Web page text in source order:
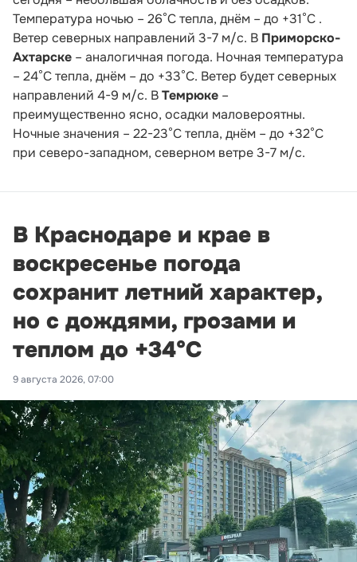
Температура ночью – 26°С тепла, днём – до +31°С .
Ветер северных направлений 3-7 м/с. В Приморско-
Ахтарске – аналогичная погода. Ночная температура
– 24°С тепла, днём – до +33°С. Ветер будет северных
направлений 4-9 м/с. ВТемрюке –
преимущественно ясно, осадки маловероятны.
Ночные значения – 22-23°С тепла, днём – до +32°С
при северо-западном, северном ветре 3-7 м/с.
В Краснодаре и крае в
воскресенье погода
сохранит летний характер,
но с дождями, грозами и
теплом до +34°С
9 августа 2026, 07:00